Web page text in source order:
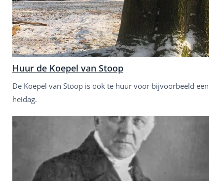
Huur de Koepel van Stoop
De Koepel van Stoop is ook te huur voor bijvoorbeeld een
heidag.